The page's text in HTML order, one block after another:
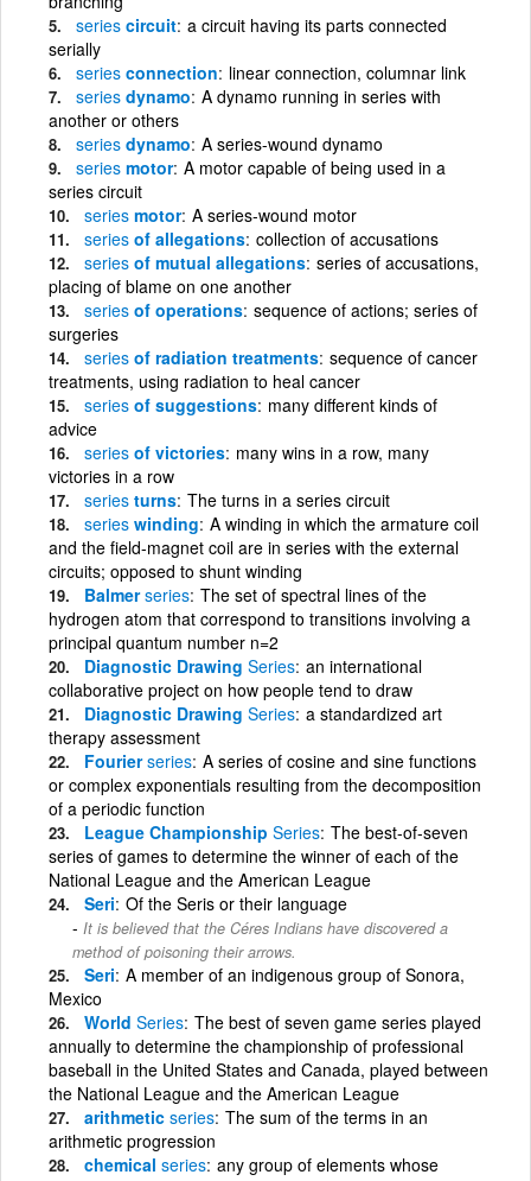
series circuit a circuit having its parts connected
serially
series connection linear connection, columnar link
series dynamo A dynamo running in series with
another or others
series dynamo A series-wound dynamo
series motor A motor capable of being used in a
series circuit
series motor A series-wound motor
series of allegations collection of accusations
series of mutual allegations series of accusations,
placing of blame on one another
series of operations sequence of actions; series of
surgeries
series of radiation treatments sequence of cancer
treatments, using radiation to heal cancer
series of suggestions many different kinds of
advice
series of victories many wins in a row, many
victories in a row
series turns The turns in a series circuit
series winding A winding in which the armature coil
and the field-magnet coil are in series with the external
circuits; opposed to shunt winding
Balmerseries The set of spectral lines of the
hydrogen atom that correspond to transitions involving a
principal quantum number n=2
Diagnostic Drawing Series an international
collaborative project on how people tend to draw
Diagnostic Drawing Series a standardized art
therapy assessment
Fourierseries A series of cosine and sine functions
or complex exponentials resulting from the decomposition
of a periodic function
League Championship Series The best-of-seven
series of games to determine the winner of each of the
National League and the American League
Seri Of the Seris or their language
It is believed that the Céres Indians have discovered a
method of poisoning their arrows.
Seri A member of an indigenous group of Sonora,
Mexico
World Series The best of seven game series played
annually to determine the championship of professional
baseball in the United States and Canada, played between
the National League and the American League
arithmetic series The sum of the terms in an
arithmetic progression
chemical series any group of elements whose